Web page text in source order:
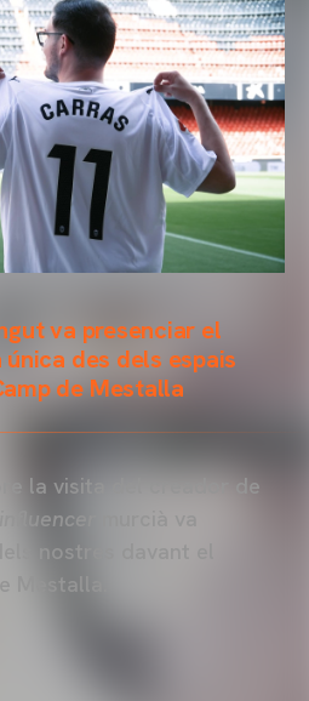
va presenciar el
des dels espais
de Mestalla
la visita del creador de
nostres davant el
Mestalla.